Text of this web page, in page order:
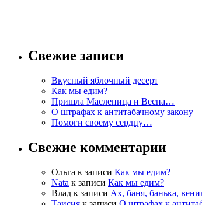
Свежие записи
Вкусный яблочный десерт
Как мы едим?
Пришла Масленица и Весна…
О штрафах к антитабачному закону
Помоги своему сердцу…
Свежие комментарии
Ольга к записи Как мы едим?
Nata к записи Как мы едим?
Влад к записи Ах, баня, банька,